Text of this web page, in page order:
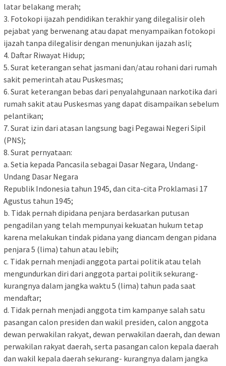
latar belakang merah;
3. Fotokopi ijazah pendidikan terakhir yang dilegalisir oleh
pejabat yang berwenang atau dapat menyampaikan fotokopi
ijazah tanpa dilegalisir dengan menunjukan ijazah asli;
4. Daftar Riwayat Hidup;
5. Surat keterangan sehat jasmani dan/atau rohani dari rumah
sakit pemerintah atau Puskesmas;
6. Surat keterangan bebas dari penyalahgunaan narkotika dari
rumah sakit atau Puskesmas yang dapat disampaikan sebelum
pelantikan;
7. Surat izin dari atasan langsung bagi Pegawai Negeri Sipil
(PNS);
8. Surat pernyataan:
a. Setia kepada Pancasila sebagai Dasar Negara, Undang-
Undang Dasar Negara
Republik Indonesia tahun 1945, dan cita-cita Proklamasi 17
Agustus tahun 1945;
b. Tidak pernah dipidana penjara berdasarkan putusan
pengadilan yang telah mempunyai kekuatan hukum tetap
karena melakukan tindak pidana yang diancam dengan pidana
penjara 5 (lima) tahun atau lebih;
c. Tidak pernah menjadi anggota partai politik atau telah
mengundurkan diri dari anggota partai politik sekurang-
kurangnya dalam jangka waktu 5 (lima) tahun pada saat
mendaftar;
d. Tidak pernah menjadi anggota tim kampanye salah satu
pasangan calon presiden dan wakil presiden, calon anggota
dewan perwakilan rakyat, dewan perwakilan daerah, dan dewan
perwakilan rakyat daerah, serta pasangan calon kepala daerah
dan wakil kepala daerah sekurang- kurangnya dalam jangka